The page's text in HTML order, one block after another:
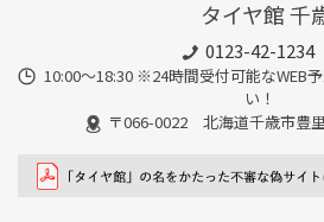
タイヤ館 千
0123-42-1234
10:00～18:30 ※24時間受付可能なWEB
い！
〒066-0022 北海道千歳市豊